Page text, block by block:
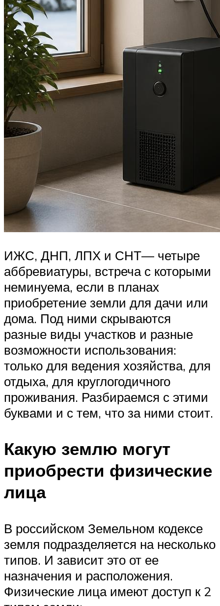
ИЖС, ДНП, ЛПХ и СНТ— четыре
аббревиатуры, встреча с которыми
неминуема, если в планах
приобретение земли для дачи или
дома. Под ними скрываются
разные виды участков и разные
возможности использования:
только для ведения хозяйства, для
отдыха, для круглогодичного
проживания. Разбираемся с этими
буквами и с тем, что за ними стоит.
Какую землю могут
приобрести физические
лица
В российском Земельном кодексе
земля подразделяется на несколько
типов. И зависит это от ее
назначения и расположения.
Физические лица имеют доступ к 2